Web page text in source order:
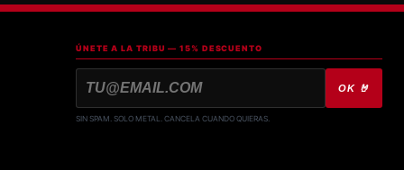
ÚNETE A LA TRIBU — 15% DESCUENTO
OK 🤘
SIN SPAM. SOLO METAL. CANCELA CUANDO QUIERAS.